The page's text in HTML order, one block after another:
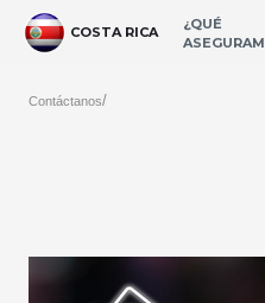
Skip to Main Content
COSTA RICA
¿QUÉ
Contáctanos/